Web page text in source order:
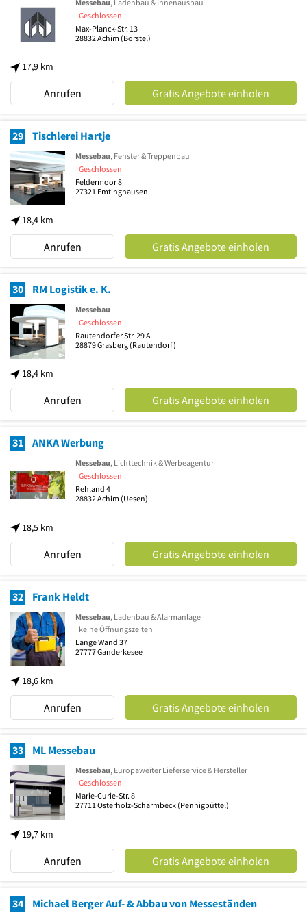
17,9 km
Messebau, Ladenbau & Innenausbau
Geschlossen
Max-Planck-Str. 13
28832 Achim (Borstel)
Anrufen Gratis Angebote einholen
29 Tischlerei Hartje
18,4 km
Messebau, Fenster & Treppenbau
Geschlossen
Feldermoor 8
27321 Emtinghausen
Anrufen Gratis Angebote einholen
30 RM Logistik e. K.
18,4 km
Messebau
Geschlossen
Rautendorfer Str. 29 A
28879Grasberg (Rautendorf)
Anrufen Gratis Angebote einholen
31 ANKA Werbung
18,5 km
Messebau, Lichttechnik & Werbeagentur
Geschlossen
Rehland 4
28832 Achim (Uesen)
Anrufen Gratis Angebote einholen
32 Frank Heldt
18,6 km
Messebau, Ladenbau & Alarmanlage
keine Öffnungszeiten
Lange Wand 37
27777Ganderkesee
Anrufen Gratis Angebote einholen
33 ML Messebau
19,7 km
Messebau, Europaweiter Lieferservice & Hersteller
Geschlossen
Marie-Curie-Str. 8
27711Osterholz-Scharmbeck (Pennigbüttel)
Anrufen Gratis Angebote einholen
34 Michael Berger Auf- & Abbau von Messeständen